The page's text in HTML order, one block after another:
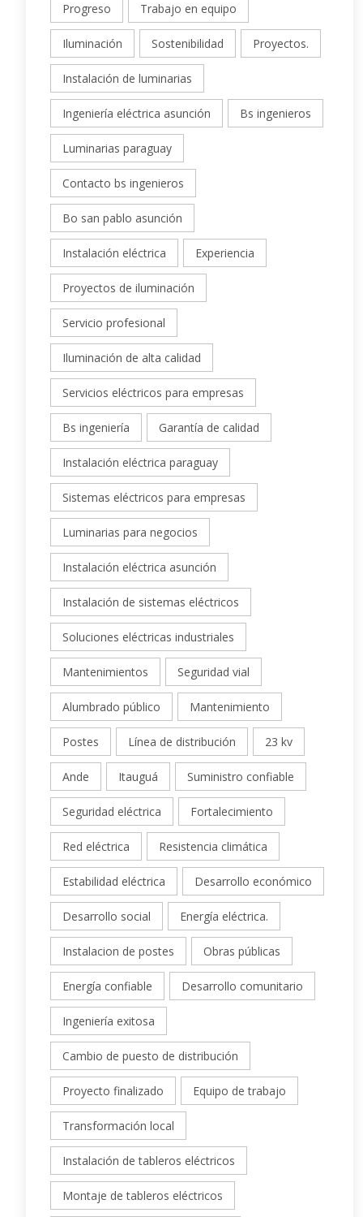
Progreso Trabajo en equipo
Iluminación Sostenibilidad Proyectos.
Instalación de luminarias
Ingeniería eléctrica asunción Bs ingenieros
Luminarias paraguay
Contacto bs ingenieros
Bo san pablo asunción
Instalación eléctrica Experiencia
Proyectos de iluminación
Servicio profesional
Iluminación de alta calidad
Servicios eléctricos para empresas
Bs ingeniería Garantía de calidad
Instalación eléctrica paraguay
Sistemas eléctricos para empresas
Luminarias para negocios
Instalación eléctrica asunción
Instalación de sistemas eléctricos
Soluciones eléctricas industriales
Mantenimientos Seguridad vial
Alumbrado público Mantenimiento
Postes Línea de distribución 23 kv
Ande Itauguá Suministro confiable
Seguridad eléctrica Fortalecimiento
Red eléctrica Resistencia climática
Estabilidad eléctrica Desarrollo económico
Desarrollo social Energía eléctrica.
Instalacion de postes Obras públicas
Energía confiable Desarrollo comunitario
Ingeniería exitosa
Cambio de puesto de distribución
Proyecto finalizado Equipo de trabajo
Transformación local
Instalación de tableros eléctricos
Montaje de tableros eléctricos